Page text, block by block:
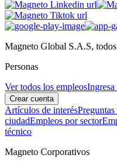
Magneto Global S.A.S,
Personas
Ver todos los empleosIngresa
Crear cuenta
Artículos de interés
ciudadEmpleos por sector
técnico
Magneto Corporativos